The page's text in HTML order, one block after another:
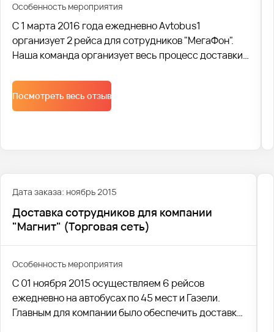
Особенность мероприятия
С 1 марта 2016 года ежедневно Avtobus1
организует 2 рейса для сотрудников "МегаФон".
Наша команда организует весь процесс доставки
автобусы, вежливые водители и ни одного
опоздания с начала работы, благодаря
отлаженной системе контроля и тому, что каждое
Посмотреть весь отзыв
Дата заказа: ноябрь 2015
Доставка сотрудников для компании
"Магнит" (Торговая сеть)
Особенность мероприятия
С 01 ноября 2015 осуществляем 6 рейсов
ежедневно на автобусах по 45 мест и Газели.
Главным для компании было обеспечить доставку